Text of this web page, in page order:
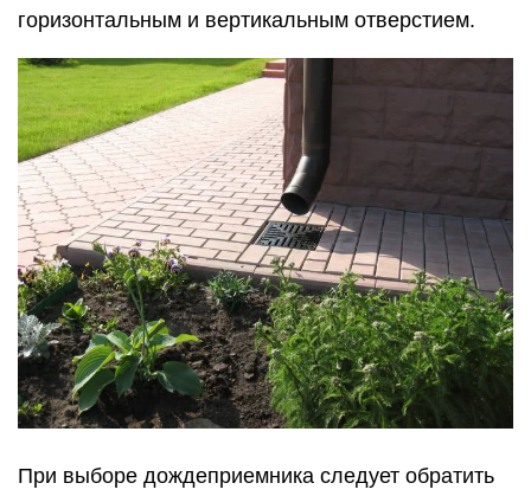
горизонтальным и вертикальным отверстием.
При выборе дождеприемника следует обратить